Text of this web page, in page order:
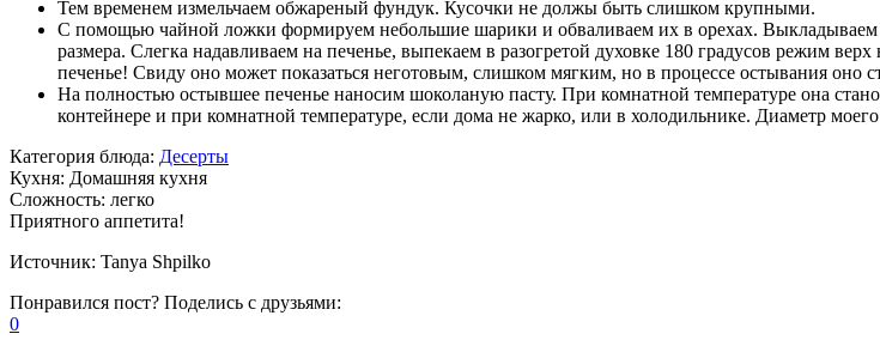
Тем временем измельчаем обжареный фундук. Кусочки не должы быть слишком крупными.
С помощью чайной ложки формируем небольшие шарики и обваливаем их в орехах. Выкладываем
размера. Слегка надавливаем на печенье, выпекаем в разогретой духовке 180 градусов режим
печенье! Свиду оно может показаться неготовым, слишком мягким, но в процессе остывания оно
На полностью остывшее печенье наносим шоколаную пасту. При комнатной температуре она
контейнере и при комнатной температуре, если дома не жарко, или в холодильнике. Диаметр
Категория блюда: Десерты
Кухня: Домашняя кухня
Сложность: легко
Приятного аппетита!
Источник: Tanya Shpilko
Понравился пост? Поделись с друзьями:
0